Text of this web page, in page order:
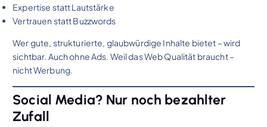
Expertise statt Lautstärke
Vertrauen statt Buzzwords
Wer gute, strukturierte, glaubwürdige Inhalte bietet – wird
sichtbar. Auch ohne Ads. Weil das Web Qualität braucht –
nicht Werbung.
Social Media? Nur noch bezahlter
Zufall